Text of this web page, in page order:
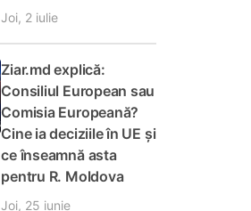
Joi, 2 iulie
Ziar.md explică:
Consiliul European sau
Comisia Europeană?
Cine ia deciziile în UE și
ce înseamnă asta
pentru R. Moldova
Joi, 25 iunie